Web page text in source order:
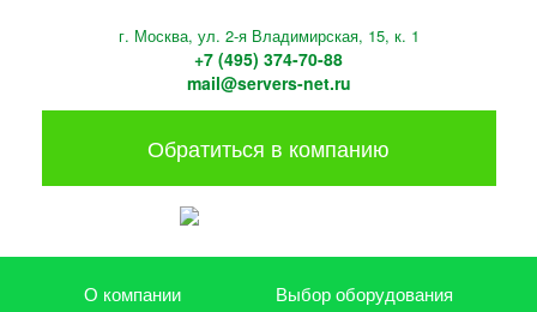
г. Москва, ул. 2-я Владимирская, 15, к. 1
+7 (495) 374-70-88
mail@servers-net.ru
Обратиться в компанию
О компании
Выбор оборудования